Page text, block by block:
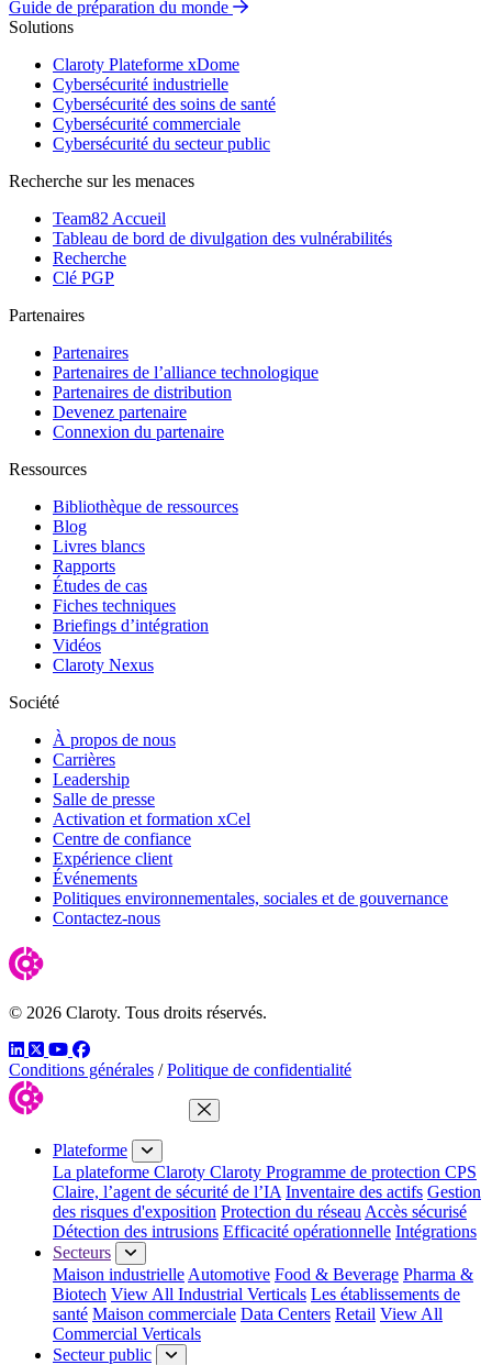
Guide de préparation du monde
Solutions
Claroty Plateforme xDome
Cybersécurité industrielle
Cybersécurité des soins de santé
Cybersécurité commerciale
Cybersécurité du secteur public
Recherche sur les menaces
Team82 Accueil
Tableau de bord de divulgation des vulnérabilités
Recherche
Clé PGP
Partenaires
Partenaires
Partenaires de l’alliance technologique
Partenaires de distribution
Devenez partenaire
Connexion du partenaire
Ressources
Bibliothèque de ressources
Blog
Livres blancs
Rapports
Études de cas
Fiches techniques
Briefings d’intégration
Vidéos
Claroty Nexus
Société
À propos de nous
Carrières
Leadership
Salle de presse
Activation et formation xCel
Centre de confiance
Expérience client
Événements
Politiques environnementales, sociales et de gouvernance
Contactez-nous
© 2026 Claroty. Tous droits réservés.
LinkedIn
TwitterYouTube
Facebook
Conditions générales / Politique de confidentialité
Fermer le menu
Plateforme
La plateforme Claroty Claroty Programme de protection CPS
Claire, l’agent de sécurité de l’IA Inventaire des actifs Gestion
des risques d'exposition Protection du réseau Accès sécurisé
Détection des intrusions Efficacité opérationnelle Intégrations
Secteurs
Maison industrielle Automotive Food & Beverage Pharma &
Biotech View All Industrial Verticals Les établissements de
santé Maison commerciale Data Centers Retail View All
Commercial Verticals
Secteur public